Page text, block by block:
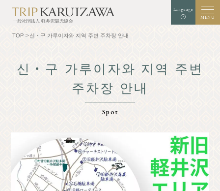
Language
MENU
색
청색 글자 크기
가루이자와를 알다
자연
체험・예술
Shop
TOP 신・구 가루이자와 지역 주변 주차장 안내
신・구 가루이자와 지역 주변
주차장 안내
Spot